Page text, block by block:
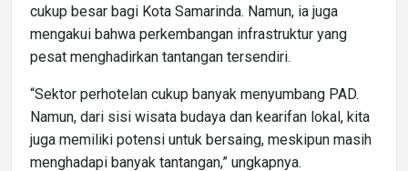
cukup besar bagi Kota Samarinda. Namun, ia juga
mengakui bahwa perkembangan infrastruktur yang
pesat menghadirkan tantangan tersendiri.
“Sektor perhotelan cukup banyak menyumbang PAD.
Namun, dari sisi wisata budaya dan kearifan lokal, kita
juga memiliki potensi untuk bersaing, meskipun masih
menghadapi banyak tantangan,” ungkapnya.